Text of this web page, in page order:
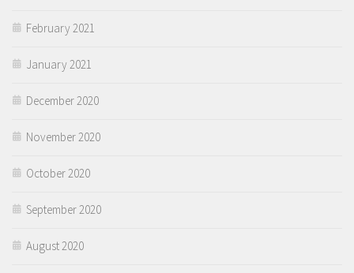
February 2021
January 2021
December 2020
November 2020
October 2020
September 2020
August 2020